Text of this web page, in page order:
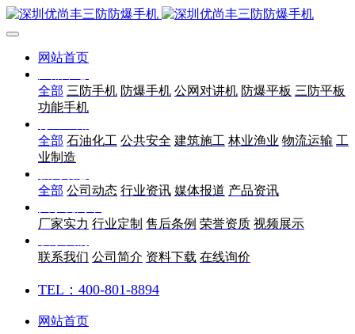
网站首页
全部 三防手机 防爆手机 公网对讲机 防爆平板 三防平板
功能手机
全部 石油化工 公共安全 建筑施工 林业渔业 物流运输 工
业制造
全部 公司动态 行业资讯 媒体报道 产品资讯
厂家实力 行业定制 售后条例 荣誉资质 视频展示
联系我们 公司简介 资料下载 在线询价
TEL：400-801-8894
网站首页